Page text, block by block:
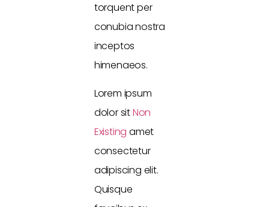
torquent per
conubia nostra
inceptos
himenaeos.
Lorem ipsum
dolor sitNon
Existing amet
consectetur
adipiscing elit.
Quisque